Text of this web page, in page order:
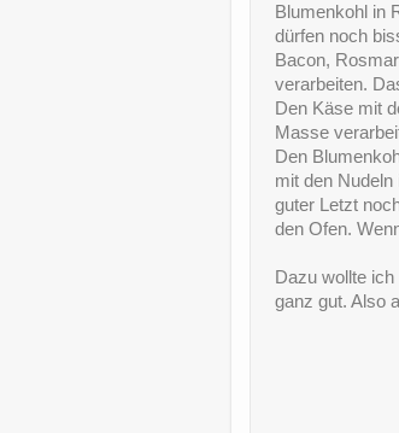
Blumenkohl in
dürfen noch
Bacon,
verarbeiten.
Den Käse mit
Masse
Den
mit den
guter Letzt
den Ofen.
Dazu wollte
ganz gut. Also